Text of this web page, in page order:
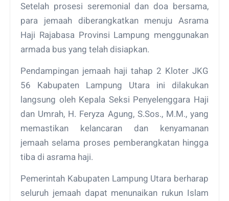
Setelah prosesi seremonial dan doa bersama,
para jemaah diberangkatkan menuju Asrama
Haji Rajabasa Provinsi Lampung menggunakan
armada bus yang telah disiapkan.
Pendampingan jemaah haji tahap 2 Kloter JKG
56 Kabupaten Lampung Utara ini dilakukan
langsung oleh Kepala Seksi Penyelenggara Haji
dan Umrah, H. Feryza Agung, S.Sos., M.M., yang
memastikan kelancaran dan kenyamanan
jemaah selama proses pemberangkatan hingga
tiba di asrama haji.
Pemerintah Kabupaten Lampung Utara berharap
seluruh jemaah dapat menunaikan rukun Islam